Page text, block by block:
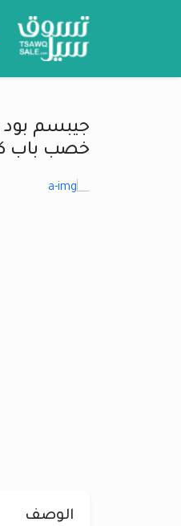
جيبسم بود
خصب باب
الوصف